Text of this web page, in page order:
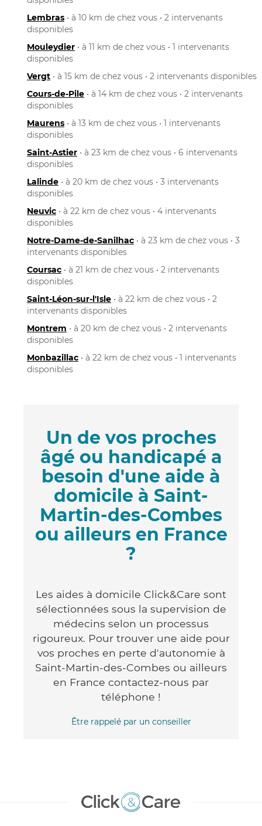
Lembras • à 10 km de chez vous • 2 intervenants
disponibles
Mouleydier • à 11 km de chez vous • 1 intervenants
disponibles
Vergt • à 15 km de chez vous • 2 intervenants disponibles
Cours-de-Pile • à 14 km de chez vous • 2 intervenants
disponibles
Maurens • à 13 km de chez vous • 1 intervenants
disponibles
Saint-Astier • à 23 km de chez vous • 6 intervenants
disponibles
Lalinde • à 20 km de chez vous • 3 intervenants
disponibles
Neuvic • à 22 km de chez vous • 4 intervenants
disponibles
Notre-Dame-de-Sanilhac • à 23 km de chez vous • 3
intervenants disponibles
Coursac • à 21 km de chez vous • 2 intervenants
disponibles
Saint-Léon-sur-l'Isle • à 22 km de chez vous • 2
intervenants disponibles
Montrem • à 20 km de chez vous • 2 intervenants
disponibles
Monbazillac • à 22 km de chez vous • 1 intervenants
disponibles
Un de vos proches
âgé ou handicapé a
besoin d'une aide à
domicile à Saint-
Martin-des-Combes
ou ailleurs en France
?
Les aides à domicile Click&Care sont
sélectionnées sous la supervision de
médecins selon un processus
rigoureux. Pour trouver une aide pour
vos proches en perte d'autonomie à
Saint-Martin-des-Combes ou ailleurs
en France contactez-nous par
téléphone !
Être rappelé par un conseiller